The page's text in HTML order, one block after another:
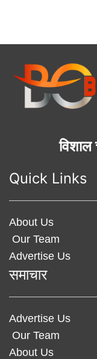
विशाल
Quick Links
About Us
Our Team
Advertise Us
समाचार
Advertise Us
Our Team
About Us